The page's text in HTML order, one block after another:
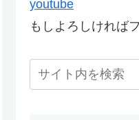
youtube
もしよろしければ